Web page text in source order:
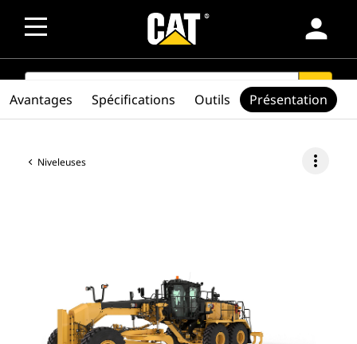
person
SEARCH search
Niveleuses more_vert
Avantages Spécifications Outils Présentation